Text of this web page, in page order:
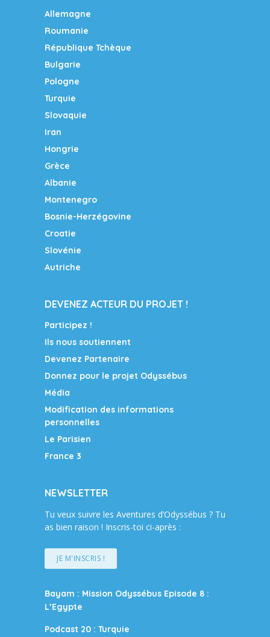
Allemagne
Roumanie
République Tchèque
Bulgarie
Pologne
Turquie
Slovaquie
Iran
Hongrie
Grèce
Albanie
Montenegro
Bosnie-Herzégovine
Croatie
Slovénie
Autriche
DEVENEZ ACTEUR DU PROJET !
Participez !
Ils nous soutiennent
Devenez Partenaire
Donnez pour le projet Odyssébus
Média
Modification des informations
personnelles
Le Parisien
France 3
NEWSLETTER
Tu veux suivre les Aventures d’Odyssébus ? Tu
as bien raison ! Inscris-toi ci-après :
JE M'INSCRIS !
Bayam : Mission Odyssébus Episode 8 :
L’Egypte
Podcast 20 : Turquie